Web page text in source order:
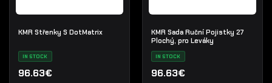
KMR Střenky S DotMatrix
IN STOCK
96.63€
KMR Sada Ruční Pojistky 27
Plochý, pro Leváky
IN STOCK
96.63€